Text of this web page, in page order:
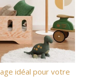
idéal pour votre